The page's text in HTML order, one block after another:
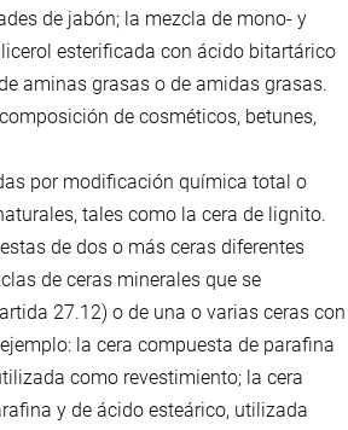
de jabón; la mezcla de mono- y
esterificada con ácido bitartárico
aminas grasas o de amidas grasas.
de cosméticos, betunes,
por modificación química total o
tales como la cera de lignito.
de dos o más ceras diferentes
de ceras minerales que se
27.12) o de una o varias ceras con
la cera compuesta de parafina
como revestimiento; la cera
y de ácido esteárico, utilizada